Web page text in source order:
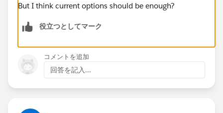
But I think current options should be enough?
役立つとしてマーク
コメントを追加
回答を記入...